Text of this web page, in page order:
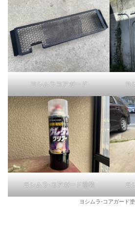
ヨシムラコアガード ヨ
ヨシムラ-コアガード塗装 ヨ
ヨシムラ-コアガード